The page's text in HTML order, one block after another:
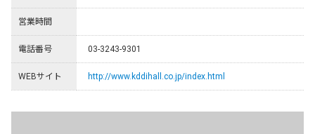
営業時間
電話番号 03-3243-9301
WEBサイト http://www.kddihall.co.jp/index.html